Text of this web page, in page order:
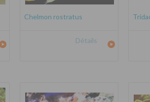
Chelmon rostratus
Détails